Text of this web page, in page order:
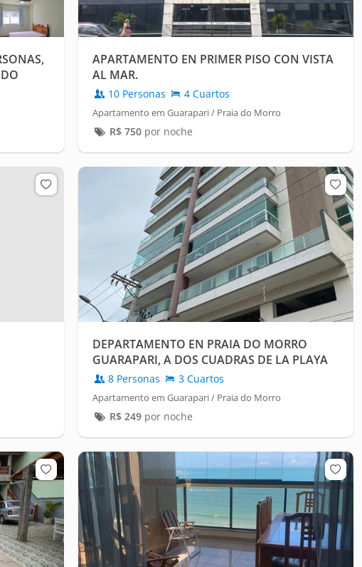
APARTAMENTO EN PRIMER PISO CON VISTA
AL MAR.
10 Personas 4 Cuartos
Apartamento em Guarapari / Praia do Morro
R$ 750por noche
DEPARTAMENTO EN PRAIA DO MORRO
GUARAPARI, A DOS CUADRAS DE LA PLAYA
8 Personas 3 Cuartos
Apartamento em Guarapari / Praia do Morro
R$ 249por noche